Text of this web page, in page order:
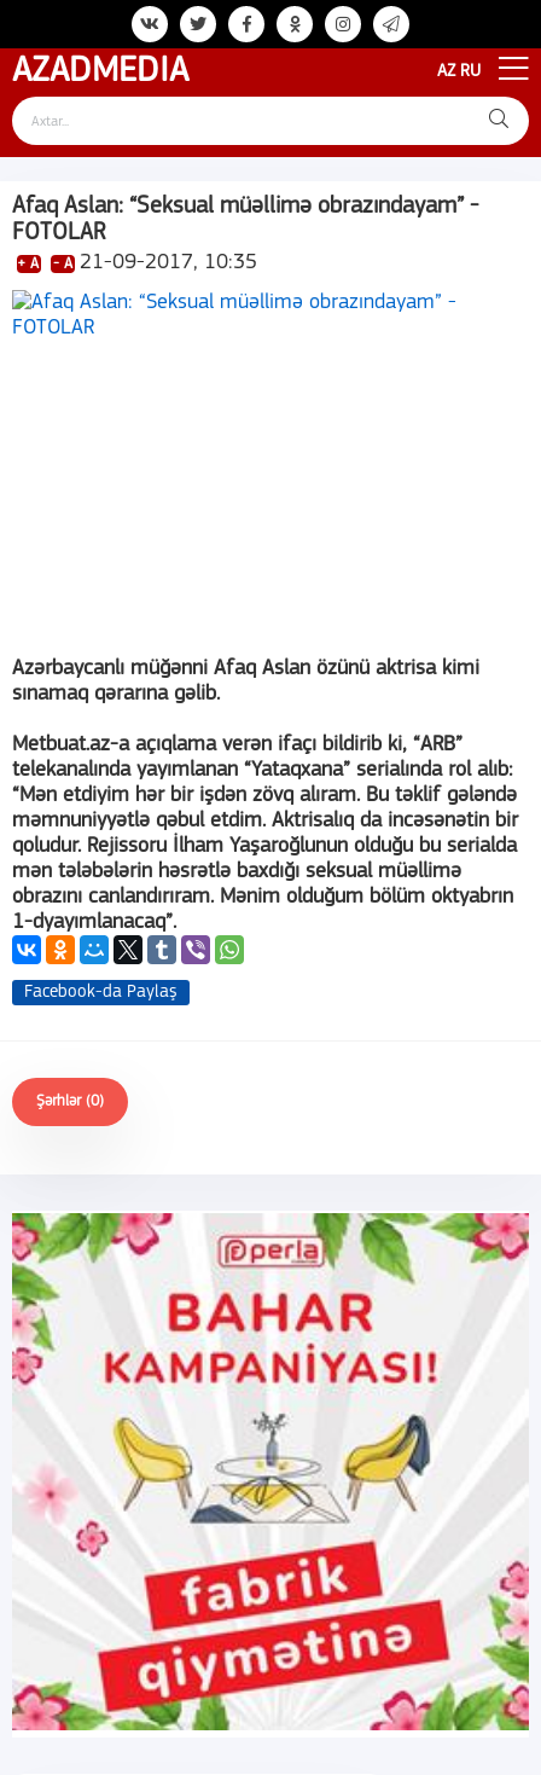
AZADMEDIA AZ RU
Afaq Aslan: “Seksual müəllimə obrazındayam” -
FOTOLAR
+ A - A 21-09-2017, 10:35
Azərbaycanlı müğənni Afaq Aslan özünü aktrisa kimi
sınamaq qərarına gəlib.
Metbuat.az-a açıqlama verən ifaçı bildirib ki, “ARB”
telekanalında yayımlanan “Yataqxana” serialında rol alıb:
“Mən etdiyim hər bir işdən zövq alıram. Bu təklif gələndə
məmnuniyyətlə qəbul etdim. Aktrisalıq da incəsənətin bir
qoludur. Rejissoru İlham Yaşaroğlunun olduğu bu serialda
mən tələbələrin həsrətlə baxdığı seksual müəllimə
obrazını canlandırıram. Mənim olduğum bölüm oktyabrın
1-dyayımlanacaq”.
Facebook-da Paylaş
Şərhlər (0)